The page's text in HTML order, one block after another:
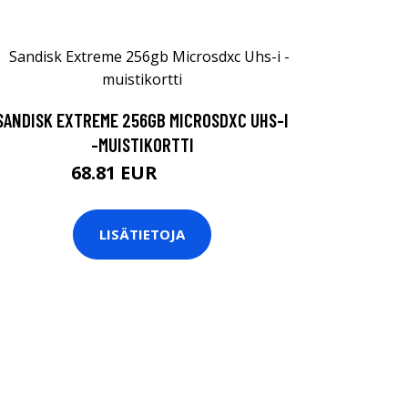
EXTREME 256GB MICROSDXC UHS-I
-MUISTIKORTTI
68.81 EUR
LISÄTIETOJA